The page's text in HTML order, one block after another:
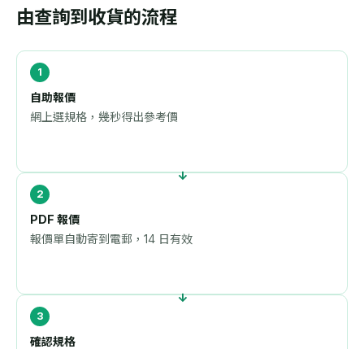
由查詢到收貨的流程
自助報價
網上選規格，幾秒得出參考價
PDF 報價
報價單自動寄到電郵，14 日有效
確認規格